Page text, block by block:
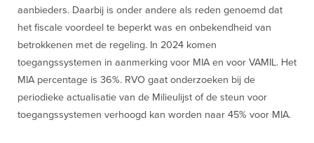
aanbieders. Daarbij is onder andere als reden genoemd dat
het fiscale voordeel te beperkt was en onbekendheid van
betrokkenen met de regeling. In 2024 komen
toegangssystemen in aanmerking voor MIA en voor VAMIL. Het
MIA percentage is 36%. RVO gaat onderzoeken bij de
periodieke actualisatie van de Milieulijst of de steun voor
toegangssystemen verhoogd kan worden naar 45% voor MIA.